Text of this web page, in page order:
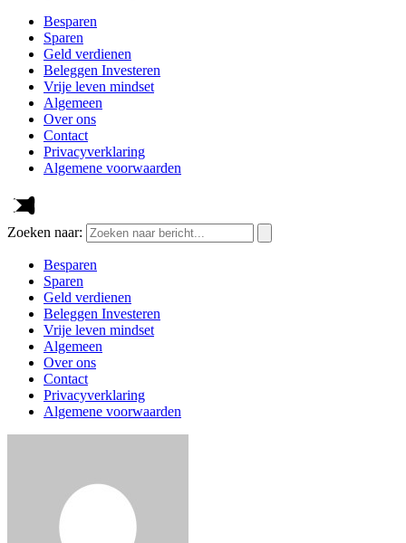
Besparen
Sparen
Geld verdienen
Beleggen Investeren
Vrije leven mindset
Algemeen
Over ons
Contact
Privacyverklaring
Algemene voorwaarden
Zoeken naar:
Besparen
Sparen
Geld verdienen
Beleggen Investeren
Vrije leven mindset
Algemeen
Over ons
Contact
Privacyverklaring
Algemene voorwaarden